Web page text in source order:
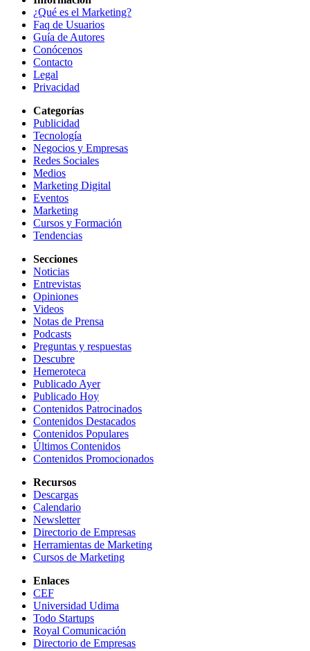
¿Qué es el Marketing?
Faq de Usuarios
Guía de Autores
Conócenos
Contacto
Legal
Privacidad
Categorías
Publicidad
Tecnología
Negocios y Empresas
Redes Sociales
Medios
Marketing Digital
Eventos
Marketing
Cursos y Formación
Tendencias
Secciones
Noticias
Entrevistas
Opiniones
Videos
Notas de Prensa
Podcasts
Preguntas y respuestas
Descubre
Hemeroteca
Publicado Ayer
Publicado Hoy
Contenidos Patrocinados
Contenidos Destacados
Contenidos Populares
Últimos Contenidos
Contenidos Promocionados
Recursos
Descargas
Calendario
Newsletter
Directorio de Empresas
Herramientas de Marketing
Cursos de Marketing
Enlaces
CEF
Universidad Udima
Todo Startups
Royal Comunicación
Directorio de Empresas